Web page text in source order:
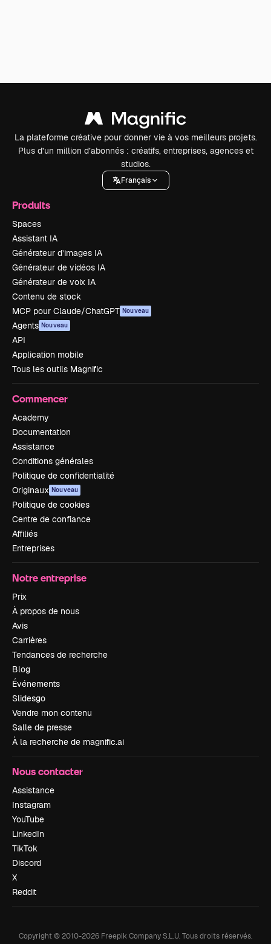
La plateforme créative pour donner vie à vos meilleurs projets.
Plus d’un million d’abonnés : créatifs, entreprises, agences et
studios.
Français
Produits
Spaces
Assistant IA
Générateur d’images IA
Générateur de vidéos IA
Générateur de voix IA
Contenu de stock
MCP pour Claude/ChatGPT Nouveau
Agents Nouveau
API
Application mobile
Tous les outils Magnific
Commencer
Academy
Documentation
Assistance
Conditions générales
Politique de confidentialité
Originaux Nouveau
Politique de cookies
Centre de confiance
Affiliés
Entreprises
Notre entreprise
Prix
À propos de nous
Avis
Carrières
Tendances de recherche
Blog
Événements
Slidesgo
Vendre mon contenu
Salle de presse
À la recherche de magnific.ai
Nous contacter
Assistance
Instagram
YouTube
LinkedIn
TikTok
Discord
X
Reddit
Copyright © 2010-2026 Freepik Company S.L.U.Tous droits réservés.